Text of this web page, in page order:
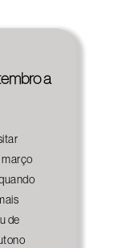
a
março
de